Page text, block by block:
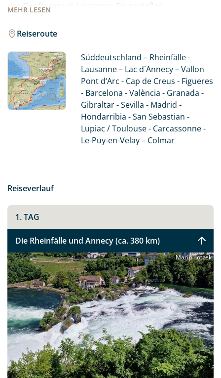
MEHR LESEN
des Genfersees in Lausanne. Sie genießen
zerklüftete Küste der Costa Brava. Hier tauchen Sie
Dalis surrealistischen Traumwelten ein, bevor Sie die
architektonischen Wunder Barcelonas und die
maritime Atmosphäre Valèncias genießen. Der
unvergessliche Höhepunkt erwartet Sie im tiefen
Süden: Nach der maurischen Pracht der Alhambra in
Granada und dem feurigen Flamenco von Sevilla
steuern Sie den ikonischen Felsen von Gibraltar an.
Erleben Sie unter der Sonne Spaniens ein einzigartiges
Stück Großbritannien, treffen Sie die berühmten
Berberaffen und lassen Sie von der Spitze des Felsens
die baskische Küste, wo die Gourmet-Städte
Verkostung einladen. Die Rückfahrt gleicht einer
Zeitreise: Besichtigen Sie die spektakuläre Festung
Carcassonne, bevor Sie über die Vulkanlandschaft bei
Le-Puy-en-Velay die mittelalterliche Pracht der
Fachwerkstadt Colmar im Elsass erreichen.
Reiseroute
Süddeutschland – Rheinfälle -
Lausanne – Lac d´Annecy – Vallon
Pont d‘Arc - Cap de Creus - Figueres
- Barcelona - València - Granada -
Gibraltar - Sevilla - Madrid -
Hondarribia - San Sebastian -
Lupiac / Toulouse - Carcassonne -
Le-Puy-en-Velay – Colmar
Reiseverlauf
1. TAG
Die Rheinfälle und Annecy (ca. 380 km)
Mario Totzek